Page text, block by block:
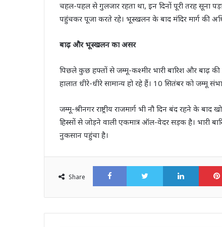
चहल-पहल से गुलजार रहता था, इन दिनों पूरी तरह सूना
पहुंचकर पूजा करते रहे। भूस्खलन के बाद मंदिर मार्ग की
बाढ़ और भूस्खलन का असर
पिछले कुछ हफ्तों से जम्मू-कश्मीर भारी बारिश और बाढ़ की
हालात धीरे-धीरे सामान्य हो रहे हैं। 10 सितंबर को जम्मू
जम्मू-श्रीनगर राष्ट्रीय राजमार्ग भी नौ दिन बंद रहने के
हिस्सों से जोड़ने वाली एकमात्र ऑल-वेदर सड़क है। भारी
नुकसान पहुंचा है।
Share
FacebookTwitter